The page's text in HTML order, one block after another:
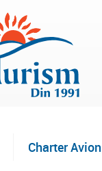
Charter Avion